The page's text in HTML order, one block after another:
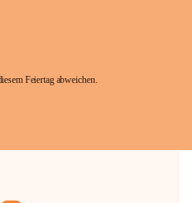
Feiertag abweichen.